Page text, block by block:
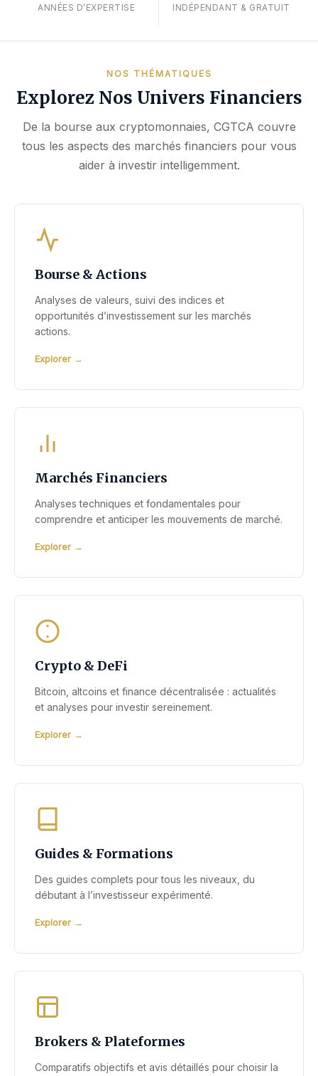
ANNÉES D’EXPERTISE INDÉPENDANT & GRATUIT
NOS THÉMATIQUES
Explorez Nos Univers Financiers
De la bourse aux cryptomonnaies, CGTCA couvre
tous les aspects des marchés financiers pour vous
aider à investir intelligemment.
Bourse & Actions
Analyses de valeurs, suivi des indices et
opportunités d’investissement sur les marchés
actions.
Explorer
Marchés Financiers
Analyses techniques et fondamentales pour
comprendre et anticiper les mouvements de marché.
Explorer
Crypto & DeFi
Bitcoin, altcoins et finance décentralisée : actualités
et analyses pour investir sereinement.
Explorer
Guides & Formations
Des guides complets pour tous les niveaux, du
débutant à l’investisseur expérimenté.
Explorer
Brokers & Plateformes
Comparatifs objectifs et avis détaillés pour choisir la